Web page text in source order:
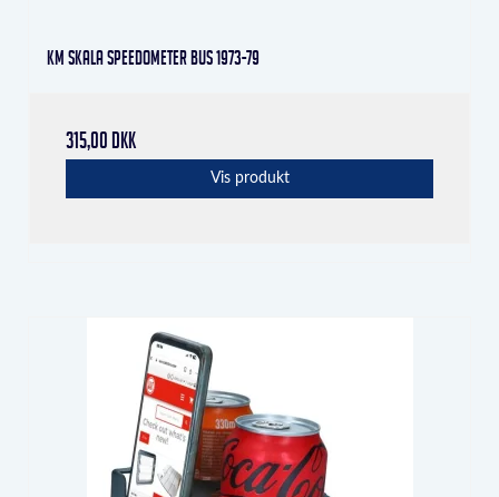
KM skala speedometer Bus 1973-79
315,00 DKK
Vis produkt